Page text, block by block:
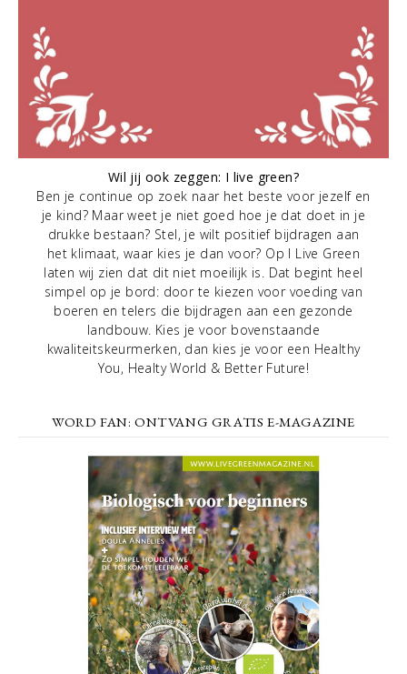
Wil jij ook zeggen: I live green?
Ben je continue op zoek naar het beste voor jezelf en
je kind? Maar weet je niet goed hoe je dat doet in je
drukke bestaan? Stel, je wilt positief bijdragen aan
het klimaat, waar kies je dan voor? Op I Live Green
laten wij zien dat dit niet moeilijk is. Dat begint heel
simpel op je bord: door te kiezen voor voeding van
boeren en telers die bijdragen aan een gezonde
landbouw. Kies je voor bovenstaande
kwaliteitskeurmerken, dan kies je voor een Healthy
You, Healty World & Better Future!
WORD FAN: ONTVANG GRATIS E-MAGAZINE